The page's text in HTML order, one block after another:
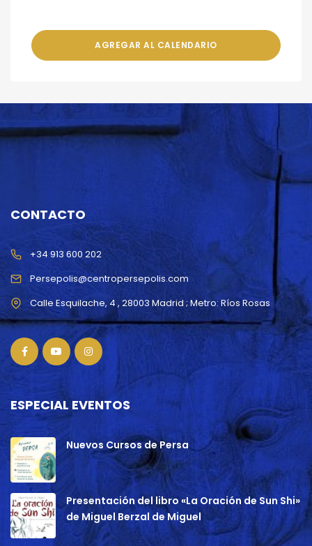
AGREGAR AL CALENDARIO
CONTACTO
Persepolis@centropersepolis.com
+34 913 600 202
ESPECIAL EVENTOS
Nuevos Cursos de Persa
Presentación del libro «La Oración de Sun Shi»
de Miguel Berzal de Miguel